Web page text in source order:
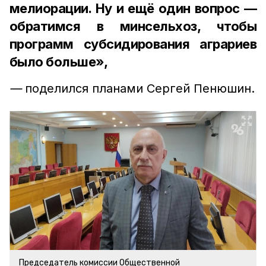
мелиорации. Ну и ещё один вопрос —
обратимся в минсельхоз, чтобы
программ субсидирования аграриев
было больше»,
— поделился планами Сергей Пенюшин.
Председатель комиссии Общественной